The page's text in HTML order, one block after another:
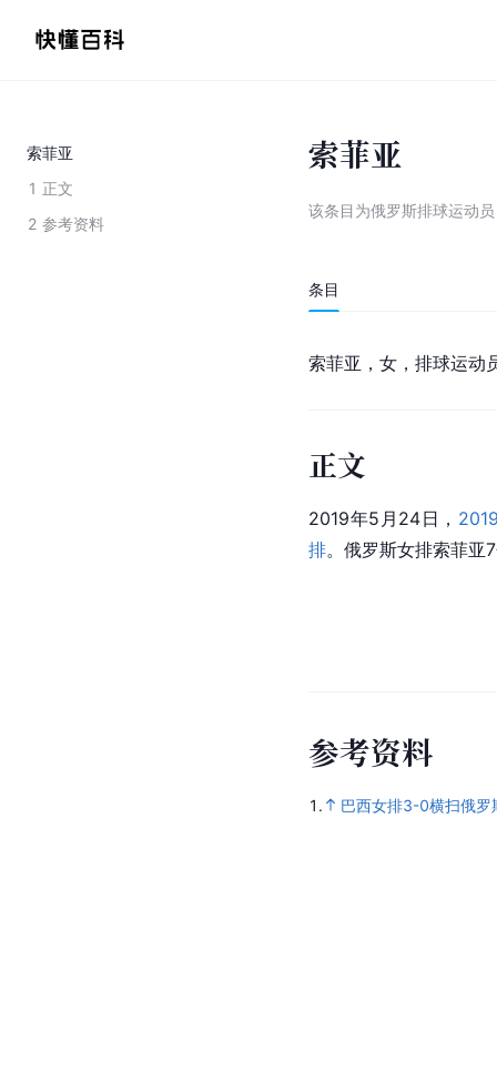
索菲亚
1 正文
2 参考资料
索菲亚
该条目为俄罗斯排球运动员
条目
索菲亚，女，排球运动
正文
2019年5月24日，
排。俄罗斯女排索菲亚
参考资料
1. 巴西女排3-0横扫俄罗